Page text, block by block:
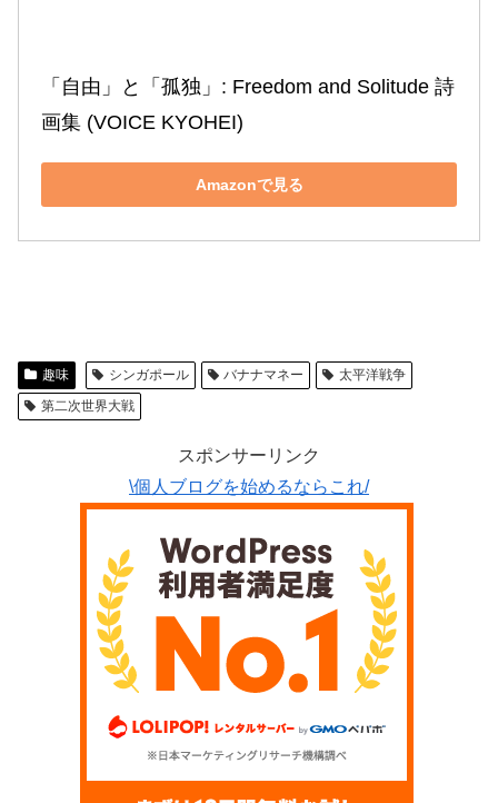
「自由」と「孤独」: Freedom and Solitude 詩
画集 (VOICE KYOHEI)
Amazonで見る
趣味 シンガポール バナナマネー
太平洋戦争
第二次世界大戦
スポンサーリンク
\個人ブログを始めるならこれ/